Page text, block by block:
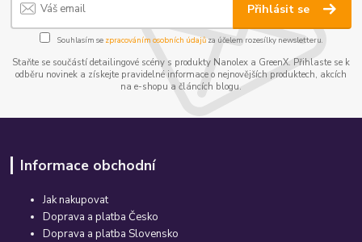
Přihlásit se
Souhlasím se zpracováním osobních údajůza účelem rozesílky newsletteru.
Staňte se součástí detailingové scény s produkty Nanolex a GreenX. Přihlaste se k
odběru novinek a získejte pravidelné informace o nejnovějších produktech, akcích
na e-shopu a článcích blogu.
Informace obchodní
Jak nakupovat
Doprava a platba Česko
Doprava a platba Slovensko